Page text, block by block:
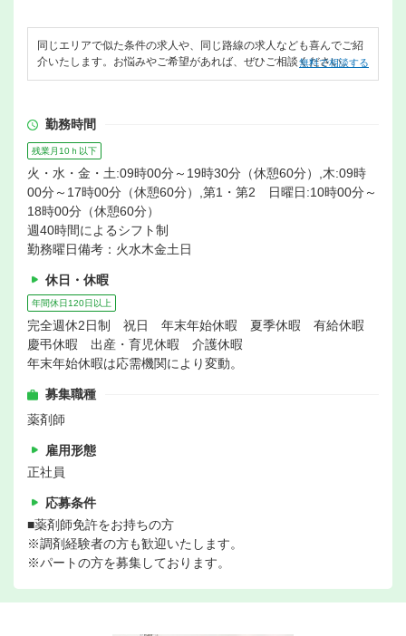
同じエリアで似た条件の求人や、同じ路線の求人なども喜んでご紹
介いたします。お悩みやご希望があれば、ぜひご相談ください。
無料で相談する
勤務時間
残業月10ｈ以下
火・水・金・土:09時00分～19時30分（休憩60分）,木:09時
00分～17時00分（休憩60分）,第1・第2 日曜日:10時00分～
18時00分（休憩60分）
週40時間によるシフト制
勤務曜日備考：火水木金土日
休日・休暇
年間休日120日以上
完全週休2日制 祝日 年末年始休暇 夏季休暇 有給休暇
慶弔休暇 出産・育児休暇 介護休暇
年末年始休暇は応需機関により変動。
募集職種
薬剤師
雇用形態
正社員
応募条件
■薬剤師免許をお持ちの方
※調剤経験者の方も歓迎いたします。
※パートの方を募集しております。